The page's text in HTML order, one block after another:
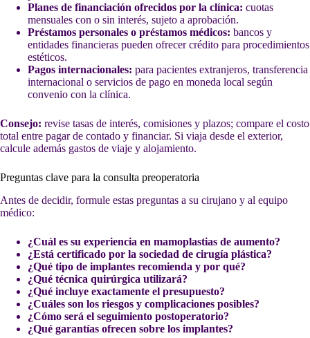
Planes de financiación ofrecidos por la clínica: cuotas
mensuales con o sin interés, sujeto a aprobación.
Préstamos personales o préstamos médicos: bancos y
entidades financieras pueden ofrecer crédito para procedimientos
estéticos.
Pagos internacionales: para pacientes extranjeros, transferencia
internacional o servicios de pago en moneda local según
convenio con la clínica.
Consejo: revise tasas de interés, comisiones y plazos; compare el costo
total entre pagar de contado y financiar. Si viaja desde el exterior,
calcule además gastos de viaje y alojamiento.
Preguntas clave para la consulta preoperatoria
Antes de decidir, formule estas preguntas a su cirujano y al equipo
médico:
¿Cuál es su experiencia en mamoplastias de aumento?
¿Está certificado por la sociedad de cirugía plástica?
¿Qué tipo de implantes recomienda y por qué?
¿Qué técnica quirúrgica utilizará?
¿Qué incluye exactamente el presupuesto?
¿Cuáles son los riesgos y complicaciones posibles?
¿Cómo será el seguimiento postoperatorio?
¿Qué garantías ofrecen sobre los implantes?